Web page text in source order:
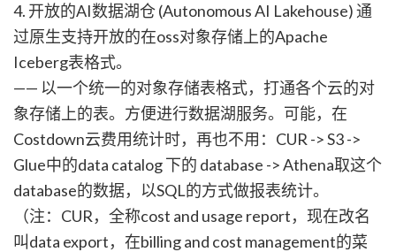
4. 开放的AI数据湖仓 (Autonomous AI Lakehouse) 通
过原生支持开放的在oss对象存储上的Apache
Iceberg表格式。
—— 以一个统一的对象存储表格式，打通各个云的对
象存储上的表。方便进行数据湖服务。可能，在
Costdown云费用统计时，再也不用：CUR -> S3 ->
Glue中的data catalog 下的 database -> Athena取这个
database的数据，以SQL的方式做报表统计。
（注：CUR，全称cost and usage report，现在改名
叫data export，在billing and cost management的菜